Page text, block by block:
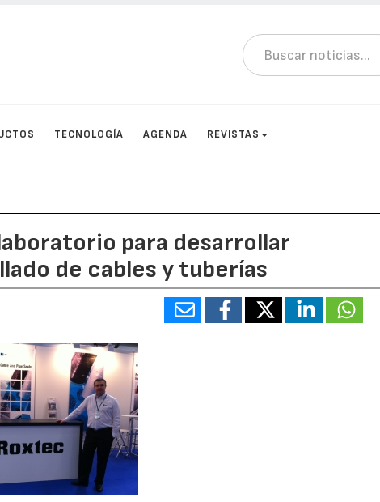
TECNOLOGÍA AGENDA REVISTAS
para desarrollar
de cables y tuberías